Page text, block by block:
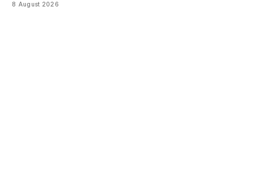
8 August 2026